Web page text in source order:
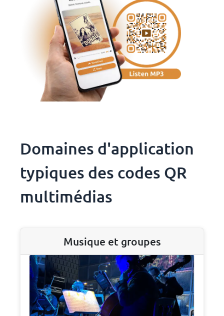
Domaines d'application
typiques des codes QR
multimédias
Musique et groupes